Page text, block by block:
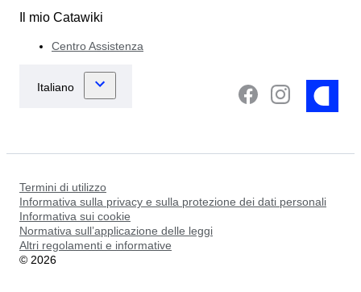
Il mio Catawiki
Centro Assistenza
Termini di utilizzo
Informativa sulla privacy e sulla protezione dei dati personali
Informativa sui cookie
Normativa sull’applicazione delle leggi
Altri regolamenti e informative
© 2026